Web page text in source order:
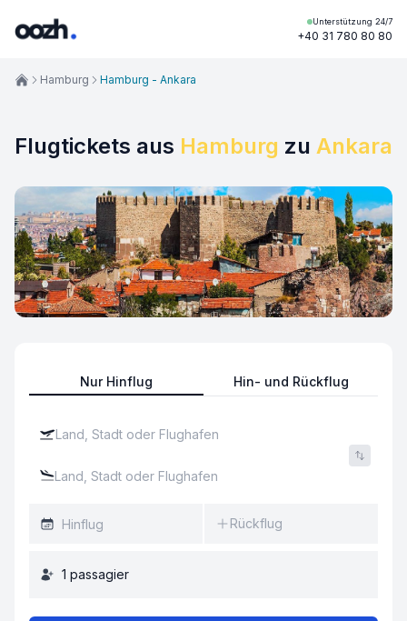
Unterstützung 24/7
+40 31 780 80 80
Flugtickets aus Hamburg zu Ankara
Nur Hinflug Hin- und Rückflug
Rückflug
1 passagier
Hamburg Hamburg - Ankara